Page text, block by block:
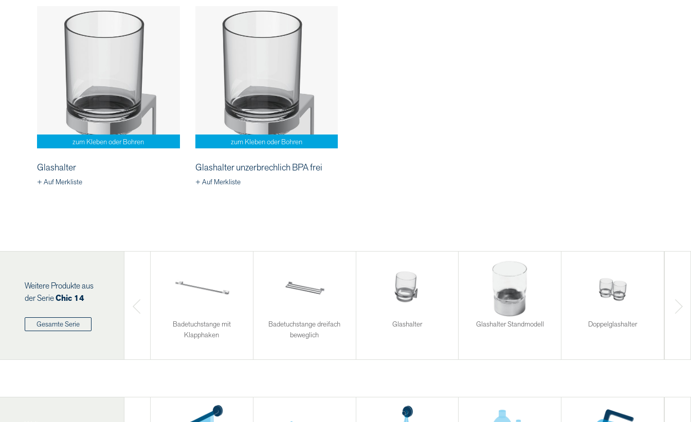
zum Kleben oder Bohren
Glashalter
+ Auf Merkliste
zum Kleben oder Bohren
Glashalter unzerbrechlich BPA frei
+ Auf Merkliste
Weitere Produkte aus
der SerieChic 14
Gesamte Serie
Badetuchstange mit
Klapphaken
Badetuchstange dreifach
beweglich
Glashalter Glashalter Standmodell Doppelglashalter